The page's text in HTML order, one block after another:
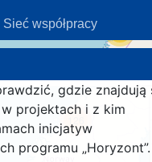
Sieć współpracy
gdzie znajdują
projektach i z kim
inicjatyw
programu „Horyzont”.